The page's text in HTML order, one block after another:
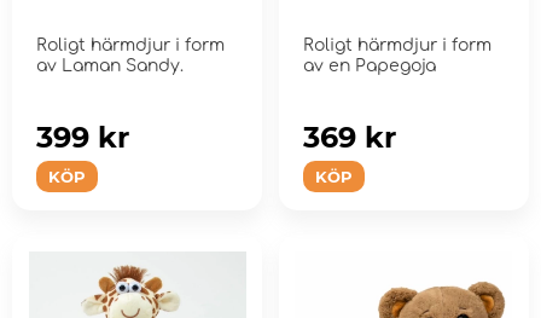
Roligt härmdjur i form
av Laman Sandy.
KÖP
399 kr
Roligt härmdjur i form
av en Papegoja
KÖP
369 kr